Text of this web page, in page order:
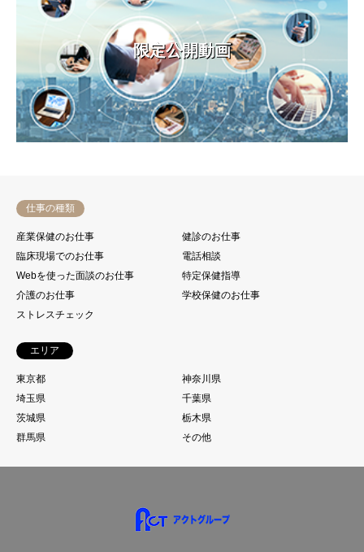
限定公開動画
仕事の種類
産業保健のお仕事
健診のお仕事
臨床現場でのお仕事
電話相談
Webを使った面談のお仕事
特定保健指導
介護のお仕事
学校保健のお仕事
ストレスチェック
エリア
東京都
神奈川県
埼玉県
千葉県
茨城県
栃木県
群馬県
その他